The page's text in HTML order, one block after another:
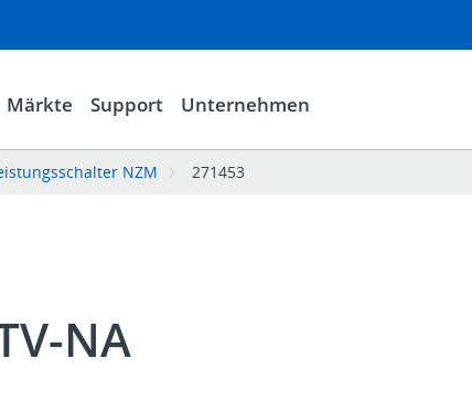
Märkte Support Unternehmen
NZM 271453
NA